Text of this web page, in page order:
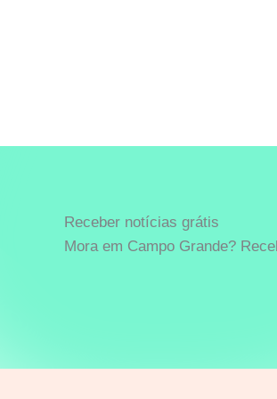
Receber notícias grátis
Mora em Campo Grande?